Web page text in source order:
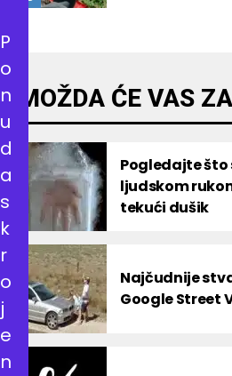
MOŽDA ĆE VAS
Pogledajte što
ljudskom
tekući dušik
Najčudnije
Google Street
P
o
n
u
d
a
s
k
r
o
j
e
n